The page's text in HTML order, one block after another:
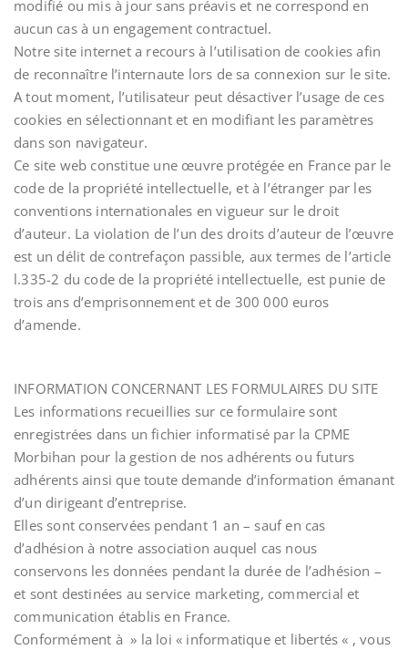
modifié ou mis à jour sans préavis et ne correspond en
aucun cas à un engagement contractuel.
Notre site internet a recours à l’utilisation de cookies afin
de reconnaître l’internaute lors de sa connexion sur le site.
A tout moment, l’utilisateur peut désactiver l’usage de ces
cookies en sélectionnant et en modifiant les paramètres
dans son navigateur.
Ce site web constitue une œuvre protégée en France par le
code de la propriété intellectuelle, et à l’étranger par les
conventions internationales en vigueur sur le droit
d’auteur. La violation de l’un des droits d’auteur de l’œuvre
est un délit de contrefaçon passible, aux termes de l’article
l.335-2 du code de la propriété intellectuelle, est punie de
trois ans d’emprisonnement et de 300 000 euros
d’amende.
INFORMATION CONCERNANT LES FORMULAIRES DU SITE
Les informations recueillies sur ce formulaire sont
enregistrées dans un fichier informatisé par la CPME
Morbihan pour la gestion de nos adhérents ou futurs
adhérents ainsi que toute demande d’information émanant
d’un dirigeant d’entreprise.
Elles sont conservées pendant 1 an – sauf en cas
d’adhésion à notre association auquel cas nous
conservons les données pendant la durée de l’adhésion –
et sont destinées au service marketing, commercial et
communication établis en France.
Conformément à » la loi « informatique et libertés « , vous